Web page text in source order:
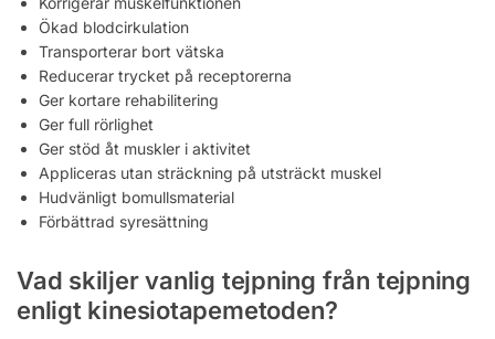
Ökad blodcirkulation
Transporterar bort vätska
Reducerar trycket på receptorerna
Ger kortare rehabilitering
Ger full rörlighet
Ger stöd åt muskler i aktivitet
Appliceras utan sträckning på utsträckt muskel
Hudvänligt bomullsmaterial
Förbättrad syresättning
Vad skiljer vanlig tejpning från tejpning
enligt kinesiotapemetoden?